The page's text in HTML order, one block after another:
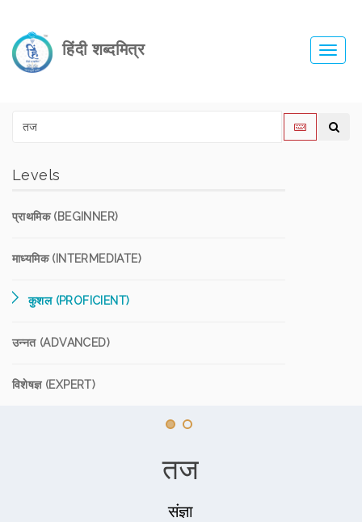
हिंदी शब्दमित्र
Levels
प्राथमिक (BEGINNER)
माध्यमिक (INTERMEDIATE)
कुशल (PROFICIENT)
उन्नत (ADVANCED)
विशेषज्ञ (EXPERT)
तज
संज्ञा